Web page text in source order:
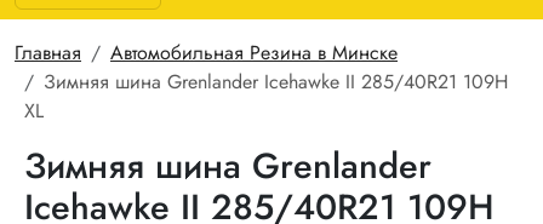
Строка навигации
Главная
Автомобильная Резина в Минске
Зимняя шина Grenlander Icehawke II 285/40R21 109H
XL
Зимняя шина Grenlander
Icehawke II 285/40R21 109H